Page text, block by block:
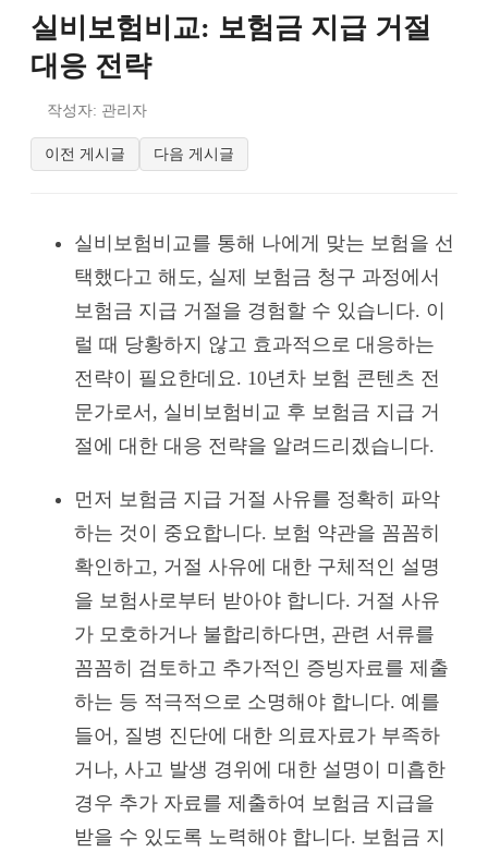
실비보험비교: 보험금 지급 거절
대응 전략
작성자: 관리자
이전 게시글 다음 게시글
실비보험비교를 통해 나에게 맞는 보험을 선
택했다고 해도, 실제 보험금 청구 과정에서
보험금 지급 거절을 경험할 수 있습니다. 이
럴 때 당황하지 않고 효과적으로 대응하는
전략이 필요한데요. 10년차 보험 콘텐츠 전
문가로서, 실비보험비교 후 보험금 지급 거
절에 대한 대응 전략을 알려드리겠습니다.
먼저 보험금 지급 거절 사유를 정확히 파악
하는 것이 중요합니다. 보험 약관을 꼼꼼히
확인하고, 거절 사유에 대한 구체적인 설명
을 보험사로부터 받아야 합니다. 거절 사유
가 모호하거나 불합리하다면, 관련 서류를
꼼꼼히 검토하고 추가적인 증빙자료를 제출
하는 등 적극적으로 소명해야 합니다. 예를
들어, 질병 진단에 대한 의료자료가 부족하
거나, 사고 발생 경위에 대한 설명이 미흡한
경우 추가 자료를 제출하여 보험금 지급을
받을 수 있도록 노력해야 합니다. 보험금 지